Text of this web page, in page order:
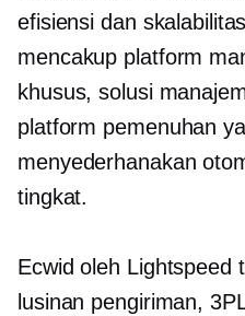
efisiensi dan
mencakup platform
khusus, solusi
platform pemenuhan
menyederhanakan
tingkat.
Ecwid oleh Lightspeed
lusinan pengiriman,